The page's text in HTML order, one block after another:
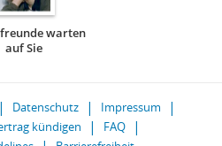
warten
auf Sie
Datenschutz
Impressum
kündigen
FAQ